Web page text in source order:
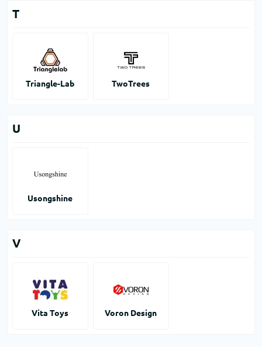
T
Triangle-Lab TwoTrees
U
Usongshine
V
Vita Toys Voron Design